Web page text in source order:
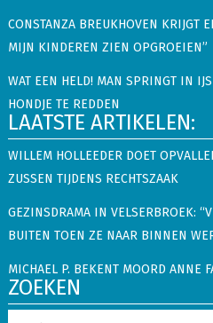
CONSTANZA BREUKHOVEN KRIJGT
MIJN KINDEREN ZIEN OPGROEIEN”
WAT EEN HELD! MAN SPRINGT IN
HONDJE TE REDDEN
LAATSTE ARTIKELEN:
WILLEM HOLLEEDER DOET
ZUSSEN TIJDENS RECHTSZAAK
GEZINSDRAMA IN VELSERBROEK:
BUITEN TOEN ZE NAAR BINNEN
MICHAEL P. BEKENT MOORD ANNE
ZOEKEN